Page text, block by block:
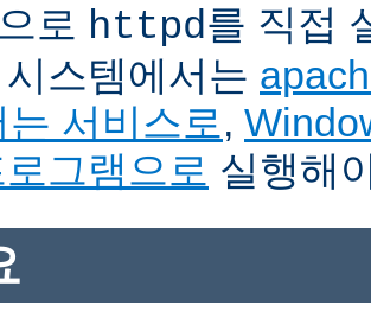
로 httpd를 직접
스템에서는
서비스로 ,
그램으로 실행해